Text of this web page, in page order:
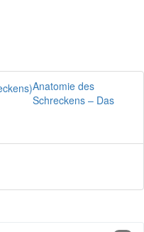
Anatomie des
Schreckens – Das